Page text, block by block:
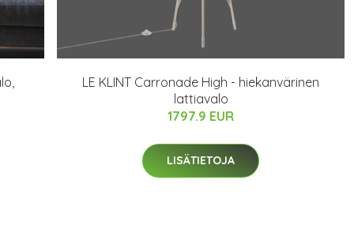
LE KLINT Carronade High - hiekanvärinen
lattiavalo
1797.9 EUR
LISÄTIETOJA